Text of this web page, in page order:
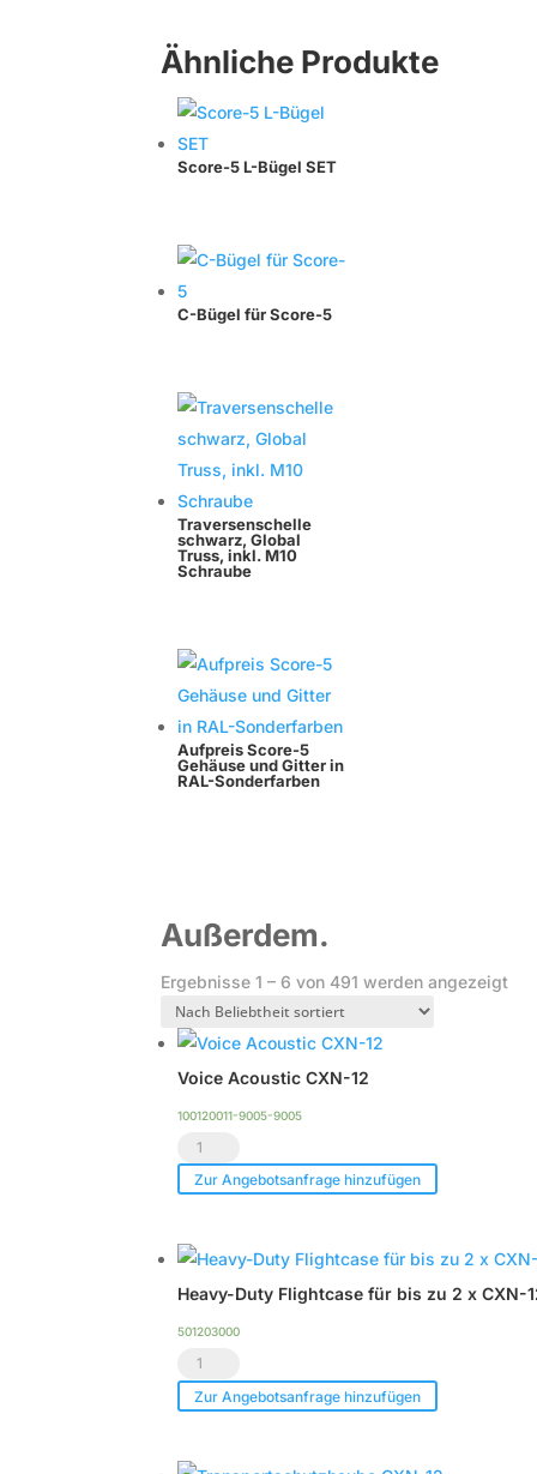
Ähnliche Produkte
Score-5 L-Bügel SET
C-Bügel für Score-5
Traversenschelle
schwarz, Global
Truss, inkl. M10
Schraube
Aufpreis Score-5
Gehäuse und Gitter in
RAL-Sonderfarben
Außerdem.
Ergebnisse 1 – 6 von 491 werden angezeigt
Voice Acoustic CXN-12
100120011-9005-9005
Voice
Acoustic
Menge
Zur Angebotsanfrage hinzufügen
Heavy-Duty Flightcase für bis zu 2 x CXN-
501203000
Heavy-
Duty
Zur Angebotsanfrage hinzufügen